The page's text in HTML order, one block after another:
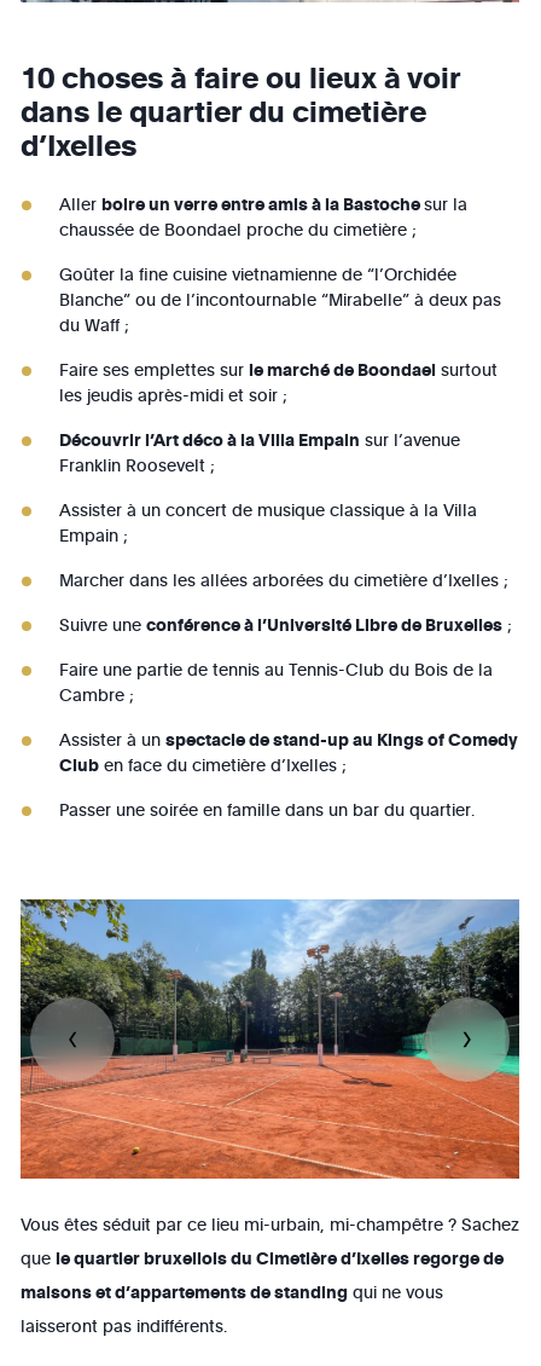
10 choses à faire ou lieux à voir
dans le quartier du cimetière
d’Ixelles
Allerboire un verre entre amis à la Bastochesur la
chaussée de Boondael proche du cimetière ;
Goûter la fine cuisine vietnamienne de “l’Orchidée
Blanche” ou de l’incontournable “Mirabelle” à deux pas
du Waff ;
Faire ses emplettes sur le marché de Boondael surtout
les jeudis après-midi et soir ;
Découvrir l’Art déco à la Villa Empain sur l’avenue
Franklin Roosevelt ;
Assister à un concert de musique classique à la Villa
Empain ;
Marcher dans les allées arborées du cimetière d’Ixelles ;
Suivre uneconférence à l’Université Libre de Bruxelles ;
Faire une partie de tennis au Tennis-Club du Bois de la
Cambre ;
Assister à unspectacle de stand-up au Kings of Comedy
Club en face du cimetière d’Ixelles ;
Passer une soirée en famille dans un bar du quartier.
Vous êtes séduit par ce lieu mi-urbain, mi-champêtre ? Sachez
que le quartier bruxellois du Cimetière d’Ixelles regorge de
maisons et d’appartements de standing qui ne vous
laisseront pas indifférents.